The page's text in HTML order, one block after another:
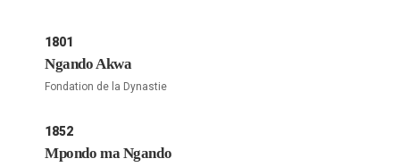
1801
Ngando Akwa
Fondation de la Dynastie
1852
Mpondo ma Ngando